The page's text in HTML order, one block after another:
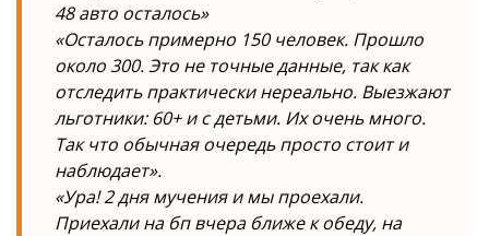
48 авто осталось»
«Осталось примерно 150 человек. Прошло
около 300. Это не точные данные, так как
отследить практически нереально. Выезжают
льготники: 60+ и с детьми. Их очень много.
Так что обычная очередь просто стоит и
наблюдает».
«Ура! 2 дня мучения и мы проехали.
Приехали на бп вчера ближе к обеду, на